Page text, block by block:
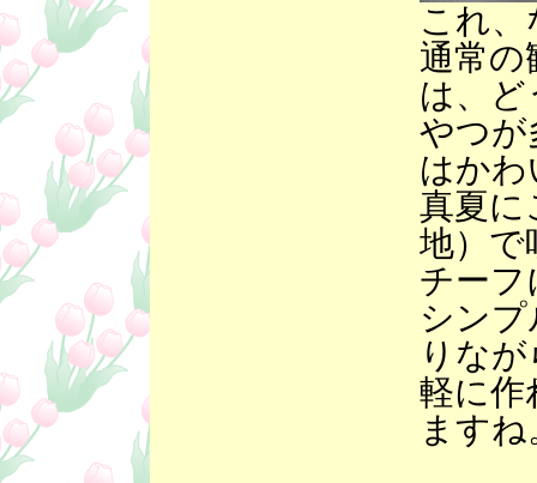
これ
通常の
は、
やつが
はか
真夏に
地）で
チーフ
シン
りな
軽に作
ますね